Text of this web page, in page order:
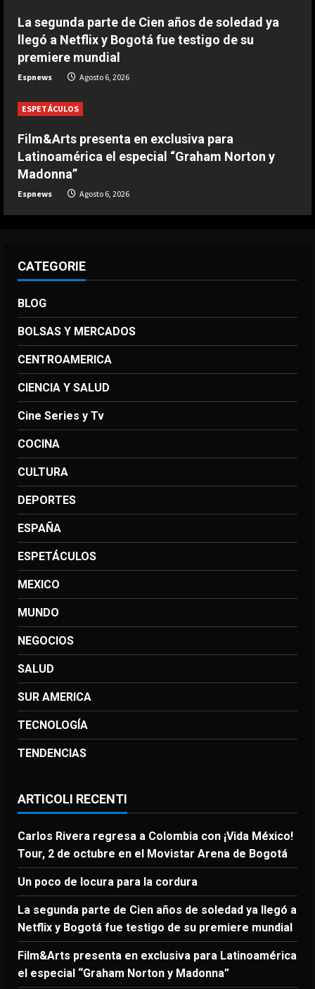
4
diciembre, pero quería escuchar a
mi cuerpo”
Agosto 6, 2026
5
del Al-Hilal
Agosto 6, 2026
La segunda parte de Cien años de soledad ya
llegó a Netflix y Bogotá fue testigo de su
premiere mundial
Espnews Agosto 6, 2026
ESPETÁCULOS
Film&Arts presenta en exclusiva para
Latinoamérica el especial “Graham Norton y
Madonna”
Espnews Agosto 6, 2026
CATEGORIE
BLOG
BOLSAS Y MERCADOS
CENTROAMERICA
CIENCIA Y SALUD
Cine Series y Tv
COCINA
CULTURA
DEPORTES
ESPAÑA
ESPETÁCULOS
MEXICO
MUNDO
NEGOCIOS
SALUD
SUR AMERICA
TECNOLOGÍA
TENDENCIAS
ARTICOLI RECENTI
Carlos Rivera regresa a Colombia con ¡Vida México!
Tour, 2 de octubre en el Movistar Arena de Bogotá
Un poco de locura para la cordura
La segunda parte de Cien años de soledad ya llegó a
Netflix y Bogotá fue testigo de su premiere mundial
Film&Arts presenta en exclusiva para Latinoamérica
el especial “Graham Norton y Madonna”